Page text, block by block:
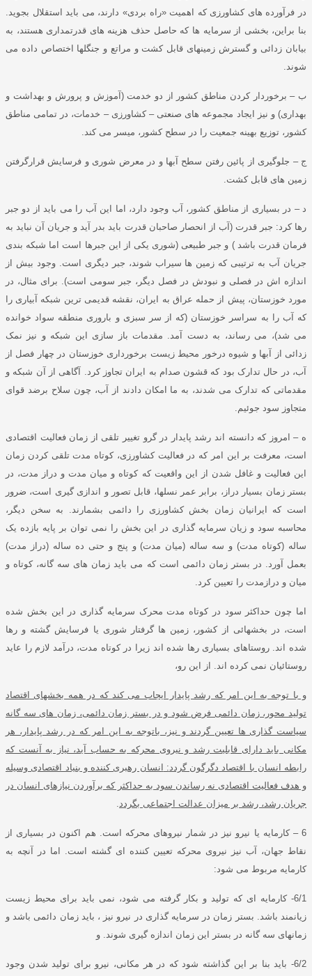
در فرآورده های کشاورزی که اهمیت«راه بردی» دارند، می باید استقلال بجوید
بنا براین، بخشی از سرمایه ها که حاصل حذف هزینه های قدرتمداری هستند، به
بیابان زدائی و گسترش زمینهای قابل کشت و مراتع و جنگلها اختصاص داده می
شوند
ب – برخوردار کردن مناطق کشور از دو خدمت( آموزش و پرورش و بهداشت و
بهداری)و نیز ایجاد مجموعه های صنعتی – کشاورزی – خدمات، در تمامی مناطق
کشور، توزیع بهینه جمعیت را در سطح کشور، میسر می کند
ج – جلوگیری از پائین رفتن سطح آبها و در معرض شوری و فرسایش قرارگرفتن
زمین های قابل کشت
د – در بسیاری از مناطق کشور، آب وجود دارد، اما این آب را می باید از دو جبر
رها کرد : جبر قدرت( آب از انحصار صاحبان قدرت باید بدر آید و جریان آن نباید به
فرمان قدرت باشد) و جبر طبیعی (شوری یکی از این جبرها است اما شبکه بندی
جریان آب به ترتیبی که زمین ها سیراب شوند، جبر دیگری است .وجود بیش از
اندازه اش در فصلی و نبودش در فصل دیگر، جبر سومی است). برای مثال، در
مورد خوزستان، پیش از حمله عراق به ایران، نقشه قدیمی ترین شبکه آبیاری را
که آب را به سراسر خوزستان (که از سر سبزی و باروری منطقه سواد خوانده
می شد)، می رساند، به دست آمد
مقدمات باز سازی این شبکه و نیز نمک
زدائی از آبها و شیوه درخور محیط زیست برخورداری خوزستان در چهار فصل از
آب، در حال تدارک بود که قشون صدام به ایران تجاوز کرد
آگاهی از آن شبکه و
مقدماتی که تدارک می شدند، به ما امکان دادند از آب، چون سلاح برضد قوای
متجاوز سود جوئیم
ه – امروز که دانسته اند رشد پایدار در گرو تغییر تلقی از زمان فعالیت اقتصادی
است، معرفت بر این امر که در فعالیت کشاورزی، کوتاه مدت تلقی کردن زمان
این فعالیت و غافل شدن از این واقعیت که کوتاه و میان مدت و دراز مدت، در
بستر زمان بسیار دراز، برابر عمر نسلها، قابل تصور و اندازی گیری است، ضرور
است که ایرانیان زمان بخش کشاورزی را دائمی بشمارند
به سخن دیگر،
محاسبه سود و زیان سرمایه گذاری در این بخش را نمی توان بر پایه بازده یک
ساله (کوتاه مدت) و سه ساله (میان مدت)و پنج و حتی ده ساله(دراز مدت)
بعمل آورد
در بستر زمان دائمی است که می باید زمان های سه گانه، کوتاه و
میان و درازمدت را تعیین کرد
اما چون حداکثر سود در کوتاه مدت محرک سرمایه گذاری در این بخش شده
است، در بخشهائی از کشور، زمین ها گرفتار شوری یا فرسایش گشته و رها
شده اند
.روستاهای بسیاری رها شده اند زیرا در کوتاه مدت، درآمد لازم را عاید
روستائیان نمی کرده اند
از این رو،
و با توجه به این امر که رشد پایدار ایجاب می کند که در همه بخشهای اقتصاد
تولید محور، زمان دائمی فرض شود و در بستر زمان دائمی، زمان های سه گانه
سیاست گذاری ها تعیین گردند و نیز، باتوجه به این امر که در رشد پایدار، هر
مکانی باید دارای قابلیت رشد و نیروی محرکه به حساب آید، نیاز به آنست که
رابطه انسان با اقتصاد دگرگون گردد :
انسان رهبری کننده و بنیاد اقتصادی وسیله
و هدف فعالیت اقتصادی نه رساندن سود به حداکثر که برآوردن نیازهای انسان در
جریان رشد، رشد بر میزان عدالت اجتماعی بگردد
6 – کارمایه یا نیرو نیز در شمار نیروهای محرکه است
هم اکنون در بسیاری از
نقاط جهان، آب نیز نیروی محرکه تعیین کننده ای گشته است
اما در آنچه به
کارمایه مربوط می شود :
6/1-
کارمایه ای که تولید و بکار گرفته می شود، نمی باید برای محیط زیست
زیانمند باشد
بستر زمان در سرمایه گذاری در نیرو نیز ، باید زمان دائمی باشد و
زمانهای سه گانه در بستر این زمان اندازه گیری شوند
و
6/2- باید بنا بر این گذاشته شود که در هر مکانی، نیرو برای تولید شدن وجود